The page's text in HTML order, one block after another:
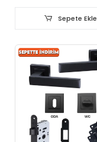
Sepete Ekle